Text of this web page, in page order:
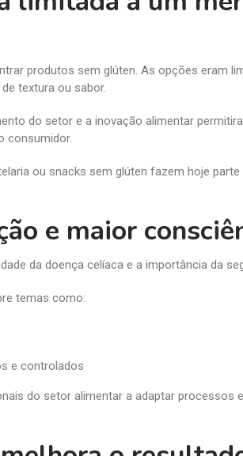
produtos sem glúten. As opções eram
textura ou sabor.
do setor e a inovação alimentar
consumidor.
ou snacks sem glúten fazem hoje
e maior
da doença celíaca e a importância da
temas como:
e controlados
do setor alimentar a adaptar processos